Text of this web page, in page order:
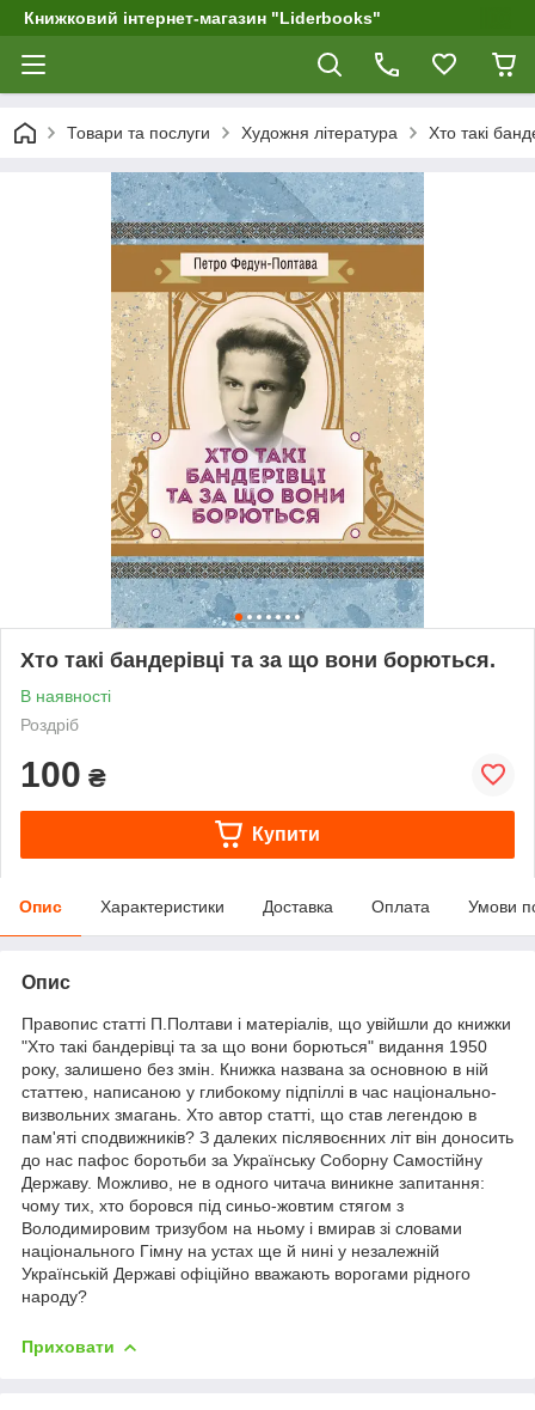
Книжковий інтернет-магазин "Liderbooks"
Товари та послуги Художня література Хто такі
Хто такі бандерівці та за що вони борються.
В наявності
Роздріб
100 ₴
Купити
Опис Характеристики Доставка Оплата Умови
Опис
Правопис статті П.Полтави і матеріалів, що увійшли до книжки
"Хто такі бандерівці та за що вони борються" видання 1950
року, залишено без змін. Книжка названа за основною в ній
статтею, написаною у глибокому підпіллі в час національно-
визвольних змагань. Хто автор статті, що став легендою в
пам'яті сподвижників? З далеких післявоєнних літ він доносить
до нас пафос боротьби за Українську Соборну Самостійну
Державу. Можливо, не в одного читача виникне запитання:
чому тих, хто боровся під синьо-жовтим стягом з
Володимировим тризубом на ньому і вмирав зі словами
національного Гімну на устах ще й нині у незалежній
Українській Державі офіційно вважають ворогами рідного
народу?
Приховати